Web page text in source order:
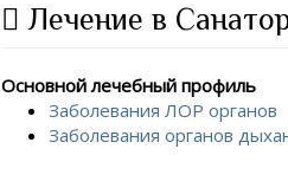
Лечение в
Основной лечебный профиль
Заболевания ЛОР органов
Заболевания органов